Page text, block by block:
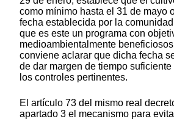
como mínimo hasta el 31 de mayo
fecha establecida por la
que es este un programa con
medioambientalmente
conviene aclarar que dicha fecha
de dar margen de tiempo
los controles pertinentes.
El artículo 73 del mismo real
apartado 3 el mecanismo para